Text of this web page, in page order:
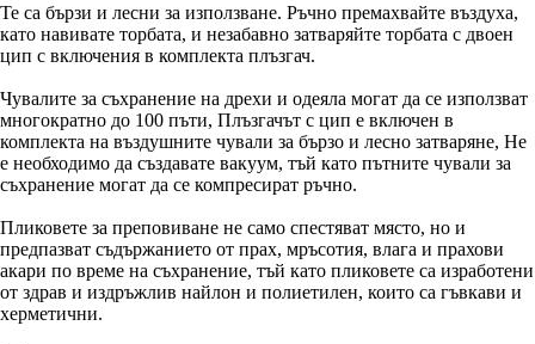
Те са бързи и лесни за използване. Ръчно премахвайте въздуха,
като навивате торбата, и незабавно затваряйте торбата с двоен
цип с включения в комплекта плъзгач.
Чувалите за съхранение на дрехи и одеяла могат да се използват
многократно до 100 пъти, Плъзгачът с цип е включен в
комплекта на въздушните чували за бързо и лесно затваряне, Не
е необходимо да създавате вакуум, тъй като пътните чували за
съхранение могат да се компресират ръчно.
Пликовете за преповиване не само спестяват място, но и
предпазват съдържанието от прах, мръсотия, влага и прахови
акари по време на съхранение, тъй като пликовете са изработени
от здрав и издръжлив найлон и полиетилен, които са гъвкави и
херметични.